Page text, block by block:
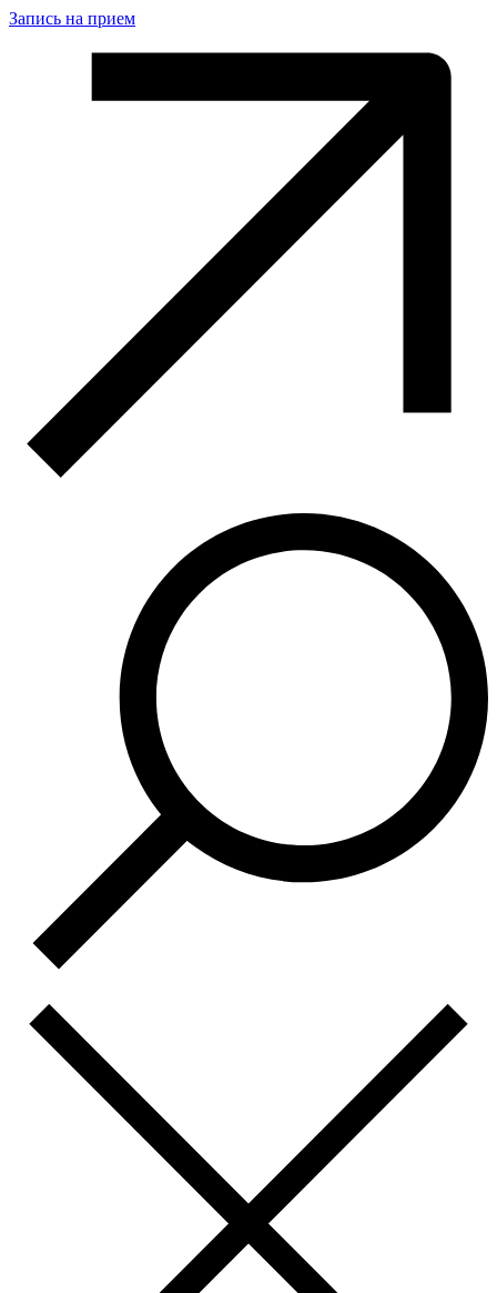
Запись на прием